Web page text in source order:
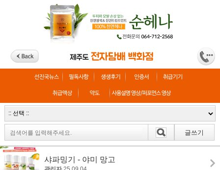
글쓰기
샤파밍기 - 야미 망고